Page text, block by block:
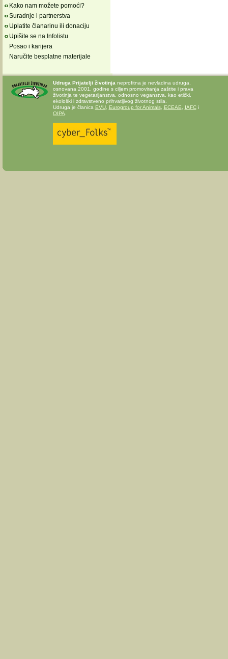
Kako nam možete pomoći?
Suradnje i partnerstva
Uplatite članarinu ili donaciju
Upišite se na Infolistu
Posao i karijera
Naručite besplatne materijale
Udruga Prijatelji životinja neprofitna je nevladina udruga,
osnovana 2001. godine s ciljem promoviranja zaštite i prava
životinja te vegetarijanstva, odnosno veganstva, kao etički,
ekološki i zdravstveno prihvatljivog životnog stila.
Udruga je članica EVU, Eurogroup for Animals, ECEAE IAFCi
OIPA